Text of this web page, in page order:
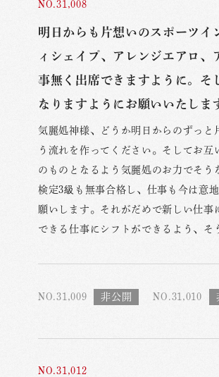
NO.31,008
明日からも片想いのスポーツ
ィシェイプ、アレンジエアロ
事無く出席できますように。そ
なりますようにお願いいたしま
気麗処神様、どうか明日からのずっと
う流れを作ってください。そしてお
のものとなるよう気麗処のお力でそ
検定3級も無事合格し、仕事も今は意
願いします。それがだめで新しい仕
できる仕事にシフトができるよう、そ
NO.31,009 NO.31,010
NO.31,012